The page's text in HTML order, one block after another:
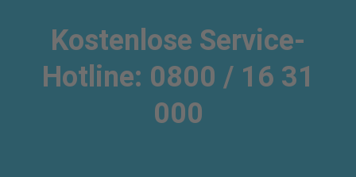
Kostenlose Service-
Hotline: 0800 / 16 31
000